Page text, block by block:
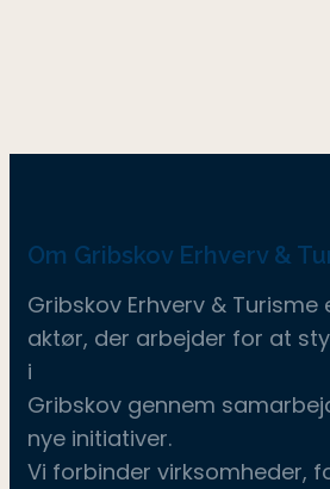
Om Gribskov Erhverv &
Gribskov Erhverv &
aktør, der arbejder for at
i
Gribskov gennem
nye initiativer.
Vi forbinder virksomheder,